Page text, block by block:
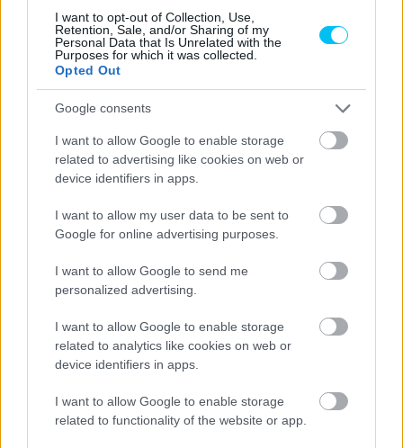
I want to opt-out of Collection, Use,
Retention, Sale, and/or Sharing of my
Personal Data that Is Unrelated with the
Purposes for which it was collected.
Opted Out
Google consents
I want to allow Google to enable storage
related to advertising like cookies on web or
device identifiers in apps.
I want to allow my user data to be sent to
Google for online advertising purposes.
I want to allow Google to send me
personalized advertising.
I want to allow Google to enable storage
related to analytics like cookies on web or
device identifiers in apps.
I want to allow Google to enable storage
related to functionality of the website or app.
CIMKÉK Francesco Bagnaia kiemelt
Nicolo Bulega
Pénteki szabadedzések
Portugál Nagydíj
Előző cikk
Így állítaná össze Fantasy-
Nagydíj hétvégéjére
Pestality Máté